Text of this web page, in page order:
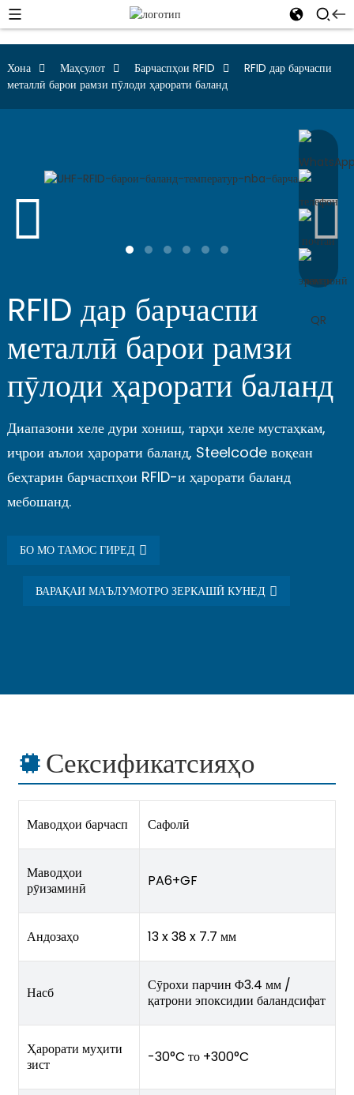
Хона Маҳсулот Барчаспҳои RFID
RFID дар барчаспи
металлӣ барои рамзи пӯлоди ҳарорати баланд
RFID дар барчаспи
металлӣ барои рамзи
пӯлоди ҳарорати баланд
Диапазони хеле дури хониш, тарҳи хеле мустаҳкам,
иҷрои аълои ҳарорати баланд, Steelcode воқеан
беҳтарин барчаспҳои RFID-и ҳарорати баланд
мебошанд.
БО МО ТАМОС ГИРЕД
ВАРАҚАИ МАЪЛУМОТРО ЗЕРКАШӢ КУНЕД
Сексификатсияҳо
Маводҳои барчасп Сафолӣ
Маводҳои
рӯизаминӣ
PA6+GF
Андозаҳо 13 x 38 x 7.7 мм
Насб
Сӯрохи парчин Φ3.4 мм /
қатрони эпоксидии баландсифат
Ҳарорати муҳити
зист
-30°C то +300°C